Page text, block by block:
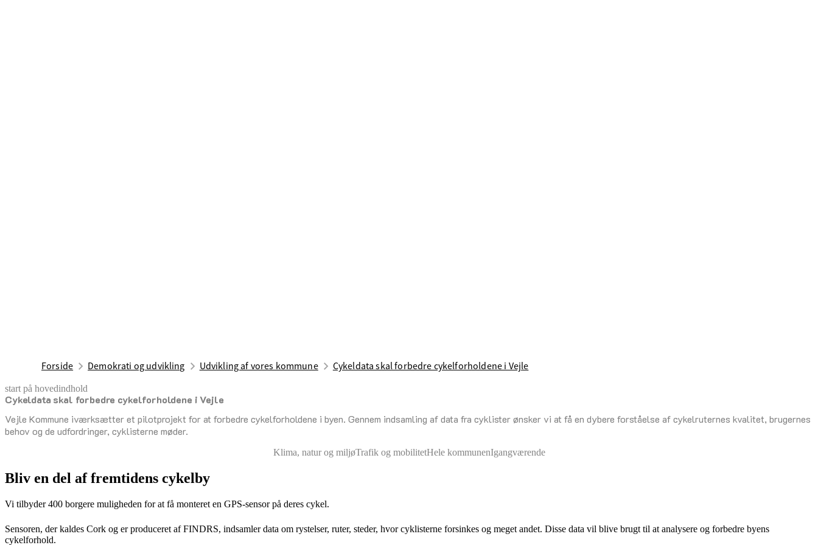
Forside Demokrati og udvikling Udvikling af vores kommune Cykeldata skal forbedre cykelforholdene i Vejle
start på hovedindhold
Cykeldata skal forbedre cykelforholdene i Vejle
Vejle Kommune iværksætter et pilotprojekt for at forbedre cykelforholdene i byen. Gennem indsamling af data fra cyklister ønsker vi at få en dybere forståelse af cykelruternes kvalitet, brugernes
behov og de udfordringer, cyklisterne møder.
senest opdateret 25. august 2025
Klima, natur og miljøTrafik og mobilitetHele kommunenIgangværende
Bliv en del af fremtidens cykelby
Vi tilbyder 400 borgere muligheden for at få monteret en GPS-sensor på deres cykel.
Sensoren, der kaldes Cork og er produceret af FINDRS, indsamler data om rystelser, ruter, steder, hvor cyklisterne forsinkes og meget andet. Disse data vil blive brugt til at analysere og forbedre byens
cykelforhold.